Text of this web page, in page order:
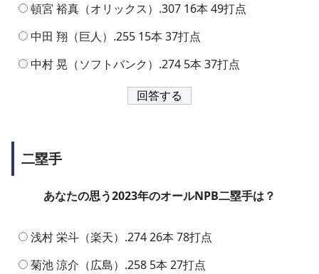
頓宮 裕真（オリックス）.307 16本 49打点
中田 翔（巨人）.255 15本 37打点
中村 晃（ソフトバンク）.274 5本 37打点
二塁手
あなたの思う2023年のオールNPB二塁手は？
浅村 栄斗（楽天）.274 26本 78打点
菊池 涼介（広島）.258 5本 27打点